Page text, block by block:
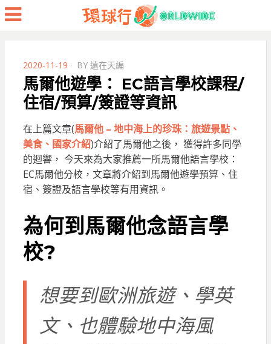
Menu
POSTED
ON
2020-11-19 BY 遠在天編
馬爾他遊學： EC語言學校課程/
住宿/預算/簽證等資訊
在上篇文章(馬爾他 – 地中海上的珍珠：旅遊景點、
美食、國家介紹)介紹了馬爾他之後， 獲得許多同學
的迴響， 今天來為大家推薦一所馬爾他語言學校：
EC馬爾他分校，文章將介紹到馬爾他遊學預算、住
宿、簽證及語言學校等有用資訊。
為何到馬爾他念語言學
校?
想要到歐洲旅遊、學英
文、也體驗地中海風